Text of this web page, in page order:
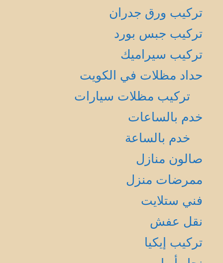
تركيب ورق جدران
تركيب جبس بورد
تركيب سيراميك
حداد مظلات في الكويت
تركيب مظلات سيارات
خدم بالساعات
خدم بالساعة
صالون منازل
ممرضات منزل
فني ستلايت
نقل عفش
تركيب إيكيا